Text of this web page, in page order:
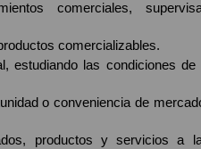
comerciales,
comercializables.
estudiando las condiciones
o conveniencia de
productos y servicios a